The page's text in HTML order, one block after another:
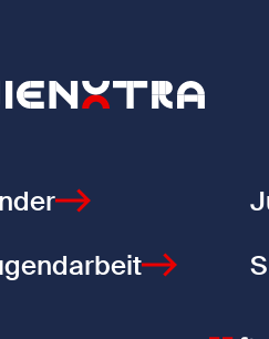
zur Startseite